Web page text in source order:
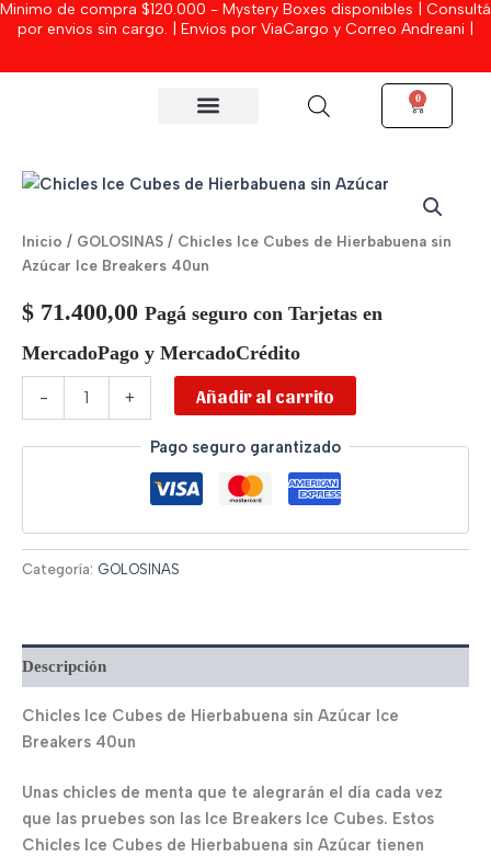
Ir
Minimo de compra $120.000 - Mystery Boxes disponibles | Consultá
por envios sin cargo. | Envios por ViaCargo y Correo Andreani |
0
Cart
Inicio / GOLOSINAS / Chicles Ice Cubes de Hierbabuena sin
Azúcar Ice Breakers 40un
$ 71.400,00 Pagá seguro con Tarjetas en
MercadoPago y MercadoCrédito
-
Chicles
de
Hierbabuena
Azúcar
Breakers
40un
cantidad
+ Añadir al carrito
Pago seguro garantizado
Categoría: GOLOSINAS
Descripción
Chicles Ice Cubes de Hierbabuena sin Azúcar Ice
Breakers 40un
Unas chicles de menta que te alegrarán el día cada vez
que las pruebes son las Ice Breakers Ice Cubes. Estos
Chicles Ice Cubes de Hierbabuena sin Azúcar tienen